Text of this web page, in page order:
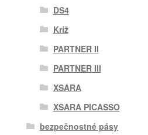
DS4
Kríž
PARTNER II
PARTNER III
XSARA
XSARA PICASSO
bezpečnostné pásy